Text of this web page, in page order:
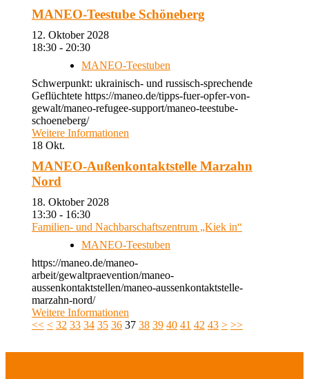
MANEO-Teestube Schöneberg
12. Oktober 2028
18:30 - 20:30
MANEO-Teestuben
Schwerpunkt: ukrainisch- und russisch-sprechende
Geflüchtete https://maneo.de/tipps-fuer-opfer-von-
gewalt/maneo-refugee-support/maneo-teestube-
schoeneberg/
Weitere Informationen
18 Okt.
MANEO-Außenkontaktstelle Marzahn
Nord
18. Oktober 2028
13:30 - 16:30
Familien- und Nachbarschaftszentrum „Kiek in“
MANEO-Teestuben
https://maneo.de/maneo-
arbeit/gewaltpraevention/maneo-
aussenkontaktstellen/maneo-aussenkontaktstelle-
marzahn-nord/
Weitere Informationen
<< < 32 33 34 35 36 37 38 39 40 41 42 43 > >>